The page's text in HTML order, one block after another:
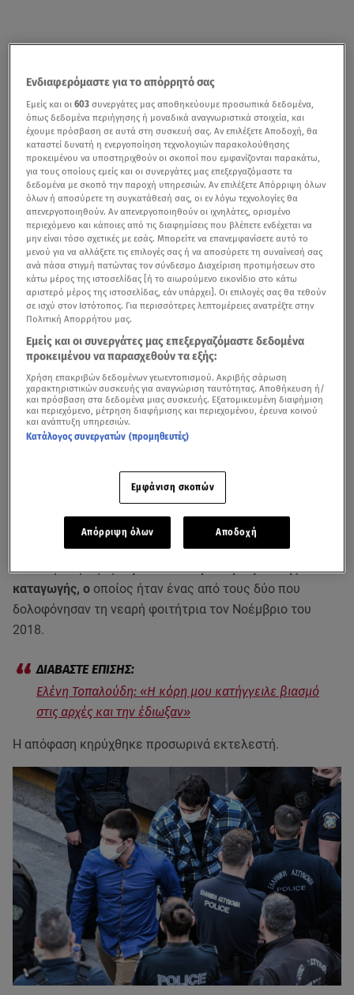
Ο πατέρας της Ελένης Τοπαλούδη είχε εξηγήσει τους λόγους που ζήτησαν
αποζημίωση από τους δολοφόνους της κόρης του - Βίντεο αρχείου
Αποζημίωση 905.000 ευρώ επιδίκασε το Μονομελές
ΠρωτοδικείοΡόδουστους συγγενείς τηςΕλένης
για ψυχική οδύνη.
Η ποινή επιβλήθηκεμόνο στον δράστη αλβανικής
καταγωγής, ο οποίος ήταν ένας από τους δύο που
δολοφόνησαν τη νεαρή φοιτήτρια τον Νοέμβριο του
2018.
Ελένη Τοπαλούδη: «Η κόρη μου κατήγγειλε βιασμό
στις αρχές και την έδιωξαν»
Η απόφαση κηρύχθηκε προσωρινά εκτελεστή.
Ενδιαφερόμαστε για το απόρρητό σας
Εμείς και οι603 συνεργάτες μας αποθηκεύουμε προσωπικά δεδομένα,
όπως δεδομένα περιήγησης ή μοναδικά αναγνωριστικά στοιχεία, και
έχουμε πρόσβαση σε αυτά στη συσκευή σας. Αν επιλέξετε Αποδοχή, θα
καταστεί δυνατή η ενεργοποίηση τεχνολογιών παρακολούθησης
προκειμένου να υποστηριχθούν οι σκοποί που εμφανίζονται παρακάτω,
για τους οποίους εμείς και οι συνεργάτες μας επεξεργαζόμαστε τα
δεδομένα με σκοπό την παροχή υπηρεσιών. Αν επιλέξετε Απόρριψη όλων
όλων ή αποσύρετε τη συγκατάθεσή σας, οι εν λόγω τεχνολογίες θα
απενεργοποιηθούν. Αν απενεργοποιηθούν οι ιχνηλάτες, ορισμένο
περιεχόμενο και κάποιες από τις διαφημίσεις που βλέπετε ενδέχεται να
μην είναι τόσο σχετικές με εσάς. Μπορείτε να επανεμφανίσετε αυτό το
μενού για να αλλάξετε τις επιλογές σας ή να αποσύρετε τη συναίνεσή σας
ανά πάσα στιγμή πατώντας τον σύνδεσμο Διαχείριση προτιμήσεων στο
κάτω μέρος της ιστοσελίδας [ή το αιωρούμενο εικονίδιο στο κάτω
αριστερό μέρος της ιστοσελίδας, εάν υπάρχει]. Οι επιλογές σας θα τεθούν
σε ισχύ στον Ιστότοπος. Για περισσότερες λεπτομέρειες ανατρέξτε στην
Πολιτική Απορρήτου μας.
Εμείς και οι συνεργάτες μας επεξεργαζόμαστε δεδομένα
προκειμένου να παρασχεθούν τα εξής:
Χρήση επακριβών δεδομένων γεωεντοπισμού. Ακριβής σάρωση
χαρακτηριστικών συσκευής για αναγνώριση ταυτότητας. Αποθήκευση ή/
και πρόσβαση στα δεδομένα μιας συσκευής. Εξατομικευμένη διαφήμιση
και περιεχόμενο, μέτρηση διαφήμισης και περιεχομένου, έρευνα κοινού
και ανάπτυξη υπηρεσιών.
Κατάλογος συνεργατών (προμηθευτές)
Εμφάνιση σκοπών
Απόρριψη όλων Αποδοχή